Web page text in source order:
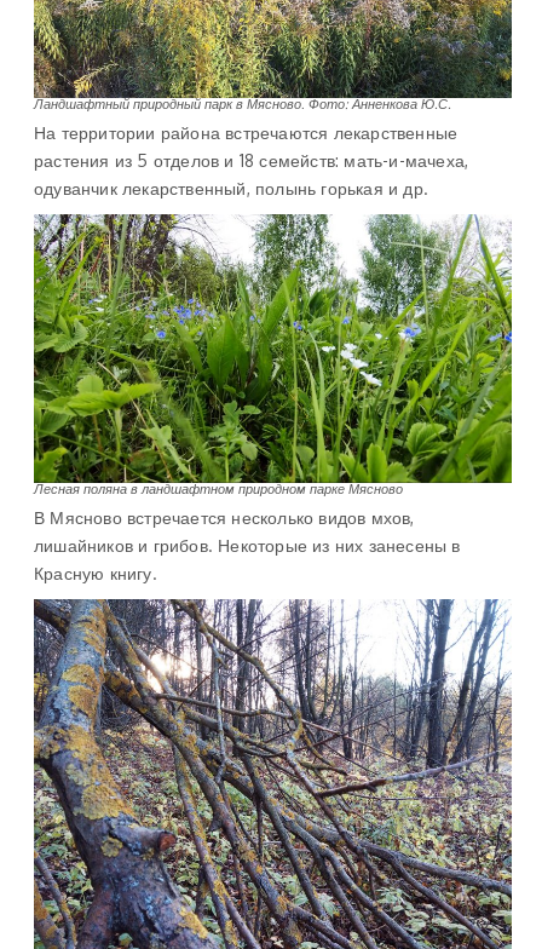
Ландшафтный природный парк в Мясново.Фото: Анненкова Ю.С.
На территории района встречаются лекарственные
растения из 5 отделов и 18 семейств: мать-и-мачеха,
одуванчик лекарственный, полынь горькая и др.
Лесная поляна в ландшафтном природном парке Мясново
В Мясново встречается несколько видов мхов,
лишайников и грибов. Некоторые из них занесены в
Красную книгу.